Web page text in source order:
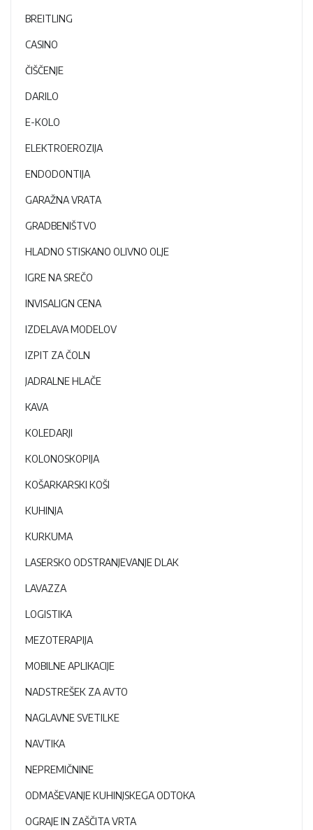
BREITLING
CASINO
ČIŠČENJE
DARILO
E-KOLO
ELEKTROEROZIJA
ENDODONTIJA
GARAŽNA VRATA
GRADBENIŠTVO
HLADNO STISKANO OLIVNO OLJE
IGRE NA SREČO
INVISALIGN CENA
IZDELAVA MODELOV
IZPIT ZA ČOLN
JADRALNE HLAČE
KAVA
KOLEDARJI
KOLONOSKOPIJA
KOŠARKARSKI KOŠI
KUHINJA
KURKUMA
LASERSKO ODSTRANJEVANJE DLAK
LAVAZZA
LOGISTIKA
MEZOTERAPIJA
MOBILNE APLIKACIJE
NADSTREŠEK ZA AVTO
NAGLAVNE SVETILKE
NAVTIKA
NEPREMIČNINE
ODMAŠEVANJE KUHINJSKEGA ODTOKA
OGRAJE IN ZAŠČITA VRTA